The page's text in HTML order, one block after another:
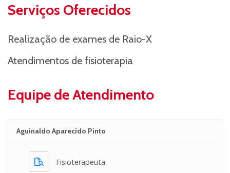
Serviços Oferecidos
Realização de exames de Raio-X
Atendimentos de fisioterapia
Equipe de Atendimento
Aguinaldo Aparecido Pinto
Fisioterapeuta